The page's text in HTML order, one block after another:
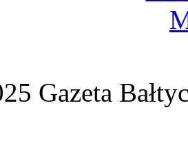
Gazeta